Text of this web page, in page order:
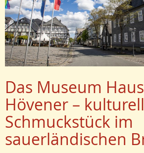
Das Museum Haus
Hövener –
Schmuckstück im
sauerländischen